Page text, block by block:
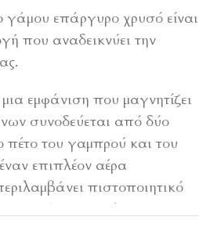
γάμου επάργυρο χρυσό είναι
που αναδεικνύει την
εμφάνιση που μαγνητίζει
συνοδεύεται από δύο
πέτο του γαμπρού και του
επιπλέον αέρα
πιστοποιητικό
προσφέροντας μια